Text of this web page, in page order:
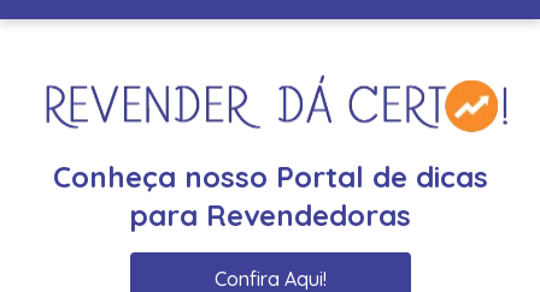
Conheça nosso Portal de dicas
para Revendedoras
Confira Aqui!